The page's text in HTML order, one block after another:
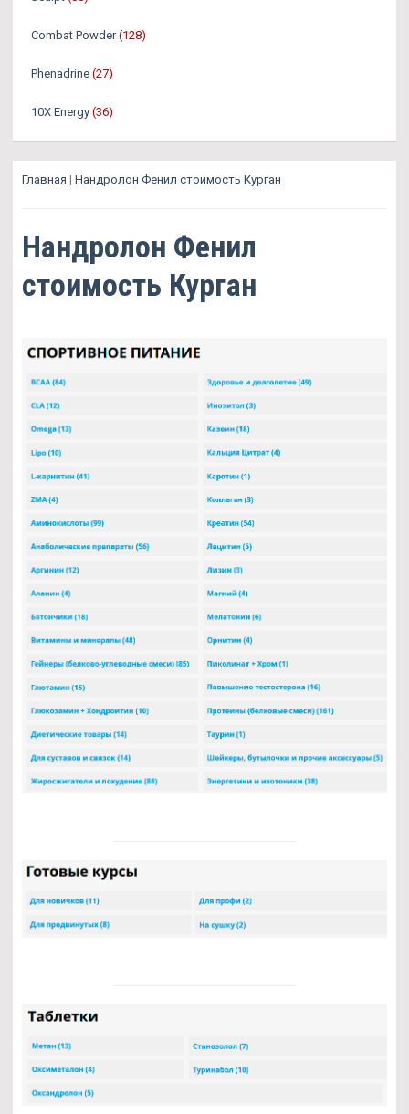
Combat Powder (128)
Phenadrine (27)
10X Energy (36)
Главная | Нандролон Фенил стоимость Курган
Нандролон Фенил
стоимость Курган